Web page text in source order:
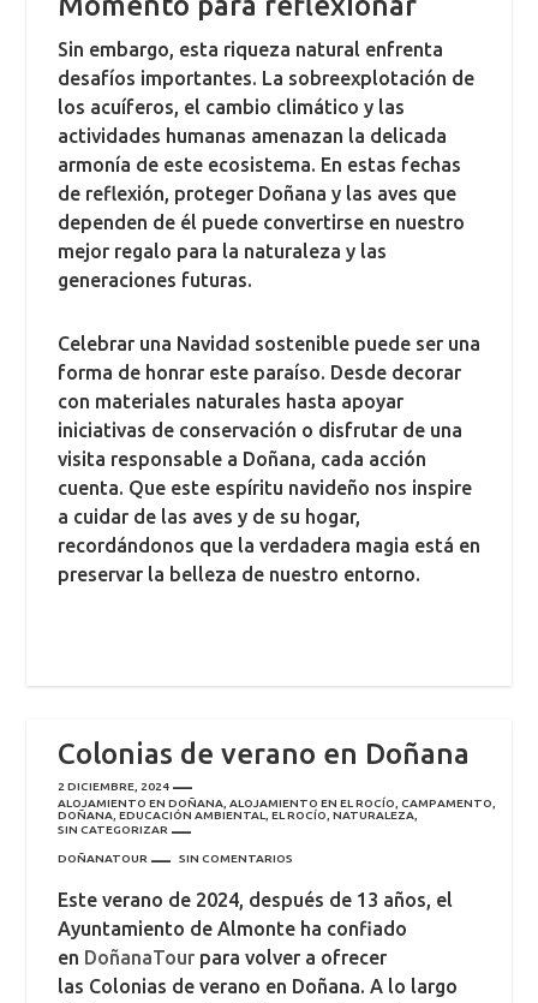
Sin embargo, esta riqueza natural enfrenta
desafíos importantes. La sobreexplotación de
los acuíferos, el cambio climático y las
actividades humanas amenazan la delicada
armonía de este ecosistema. En estas fechas
de reflexión, proteger Doñana y las aves que
dependen de él puede convertirse en nuestro
mejor regalo para la naturaleza y las
generaciones futuras.
Celebrar una Navidad sostenible puede ser una
forma de honrar este paraíso. Desde decorar
con materiales naturales hasta apoyar
iniciativas de conservación o disfrutar de una
visita responsable a Doñana, cada acción
cuenta. Que este espíritu navideño nos inspire
a cuidar de las aves y de su hogar,
recordándonos que la verdadera magia está en
preservar la belleza de nuestro entorno.
Colonias de verano en Doñana
2 DICIEMBRE, 2024
ALOJAMIENTO EN DOÑANA ALOJAMIENTO EN EL ROCÍO CAMPAMENTO
DOÑANA EDUCACIÓN AMBIENTAL EL ROCÍO NATURALEZA
SIN CATEGORIZAR
DOÑANATOUR SIN COMENTARIOS
Este verano de 2024, después de 13 años, el
Ayuntamiento de Almonte ha confiado
en DoñanaTour para volver a ofrecer
las Colonias de verano en Doñana. A lo largo